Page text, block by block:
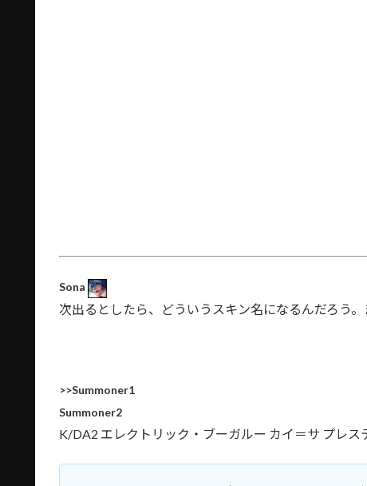
Sona
次出るとしたら、どういうスキン名になるんだろう。
>>Summoner1
Summoner2
K/DA2 エレクトリック・ブーガルー カイ＝サ プレス